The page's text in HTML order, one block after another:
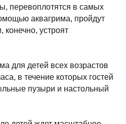
перевоплотятся в самых
аквагрима, пройдут
конечно, устроят
для детей всех возрастов
в течение которых гостей
пузыри и настольный